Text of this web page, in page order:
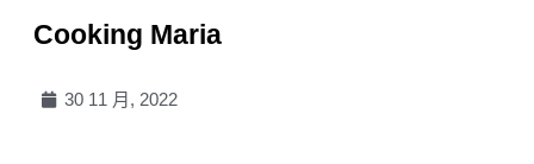
Cooking Maria
30 11 月, 2022